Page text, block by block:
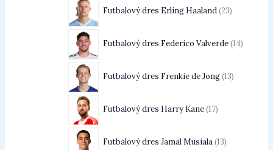
Futbalový dres Erling Haaland 23
Futbalový dres Federico Valverde 14
Futbalový dres Frenkie de Jong 13
Futbalový dres Harry Kane 17
Futbalový dres Jamal Musiala 13